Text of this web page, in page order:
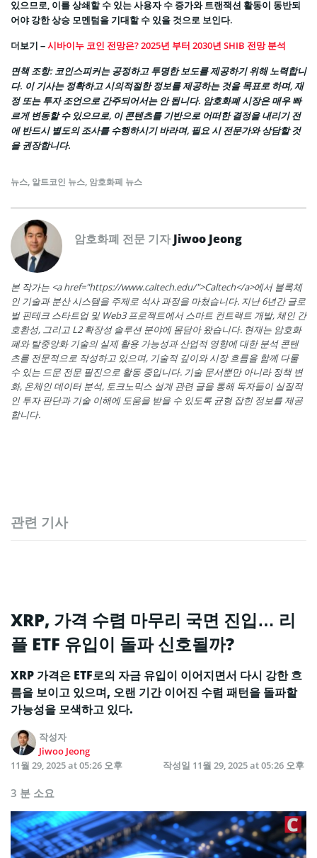
있으므로, 이를 상쇄할 수 있는 사용자 수 증가와 트랜잭션 활동이 동반되
어야 강한 상승 모멘텀을 기대할 수 있을 것으로 보인다.
더보기 –시바이누 코인 전망은? 2025년 부터 2030년 SHIB 전망 분석
면책 조항: 코인스피커는 공정하고 투명한 보도를 제공하기 위해 노력합니
다. 이 기사는 정확하고 시의적절한 정보를 제공하는 것을 목표로 하며, 재
정 또는 투자 조언으로 간주되어서는 안 됩니다. 암호화폐 시장은 매우 빠
르게 변동할 수 있으므로, 이 콘텐츠를 기반으로 어떠한 결정을 내리기 전
에 반드시 별도의 조사를 수행하시기 바라며, 필요 시 전문가와 상담할 것
을 권장합니다.
뉴스, 알트코인 뉴스, 암호화폐 뉴스
암호화폐 전문 기자Jiwoo Jeong
본 작가는 <a href="https://www.caltech.edu/">Caltech</a>에서 블록체
인 기술과 분산 시스템을 주제로 석사 과정을 마쳤습니다. 지난 6년간 글로
벌 핀테크 스타트업 및 Web3 프로젝트에서 스마트 컨트랙트 개발, 체인 간
호환성, 그리고 L2 확장성 솔루션 분야에 몸담아 왔습니다. 현재는 암호화
폐와 탈중앙화 기술의 실제 활용 가능성과 산업적 영향에 대한 분석 콘텐
츠를 전문적으로 작성하고 있으며, 기술적 깊이와 시장 흐름을 함께 다룰
수 있는 드문 전문 필진으로 활동 중입니다. 기술 문서뿐만 아니라 정책 변
화, 온체인 데이터 분석, 토크노믹스 설계 관련 글을 통해 독자들이 실질적
인 투자 판단과 기술 이해에 도움을 받을 수 있도록 균형 잡힌 정보를 제공
합니다.
관련 기사
XRP, 가격 수렴 마무리 국면 진입… 리
플 ETF 유입이 돌파 신호될까?
XRP 가격은 ETF로의 자금 유입이 이어지면서 다시 강한 흐
름을 보이고 있으며, 오랜 기간 이어진 수렴 패턴을 돌파할
가능성을 모색하고 있다.
작성자
Jiwoo Jeong
11월 29, 2025 at 05:26 오후
작성일 11월 29, 2025 at 05:26 오후
3 분 소요